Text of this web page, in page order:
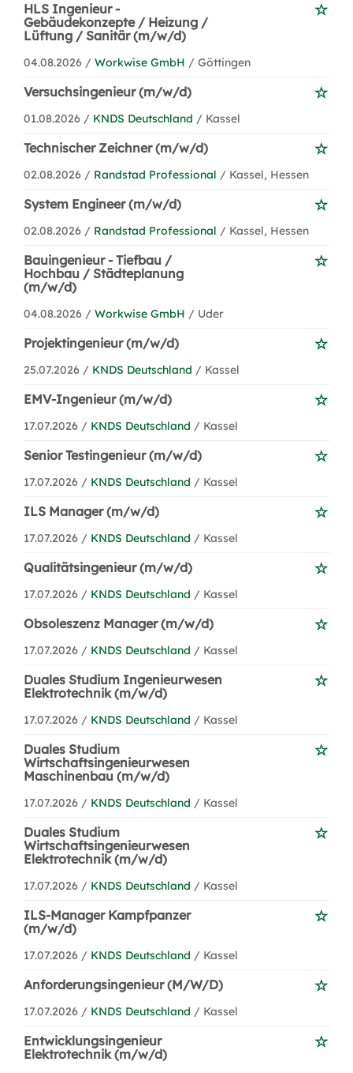
HLS Ingenieur -
Gebäudekonzepte / Heizung /
Lüftung / Sanitär (m/w/d)
04.08.2026 / Workwise GmbH / Göttingen
Versuchsingenieur (m/w/d)
01.08.2026 / KNDS Deutschland / Kassel
Technischer Zeichner (m/w/d)
02.08.2026 / Randstad Professional / Kassel, Hessen
System Engineer (m/w/d)
02.08.2026 / Randstad Professional / Kassel, Hessen
Bauingenieur - Tiefbau /
Hochbau / Städteplanung
(m/w/d)
04.08.2026 / Workwise GmbH / Uder
Projektingenieur (m/w/d)
25.07.2026 / KNDS Deutschland / Kassel
EMV-Ingenieur (m/w/d)
17.07.2026 / KNDS Deutschland / Kassel
Senior Testingenieur (m/w/d)
17.07.2026 / KNDS Deutschland / Kassel
ILS Manager (m/w/d)
17.07.2026 / KNDS Deutschland / Kassel
Qualitätsingenieur (m/w/d)
17.07.2026 / KNDS Deutschland / Kassel
Obsoleszenz Manager (m/w/d)
17.07.2026 / KNDS Deutschland / Kassel
Duales Studium Ingenieurwesen
Elektrotechnik (m/w/d)
17.07.2026 / KNDS Deutschland / Kassel
Duales Studium
Wirtschaftsingenieurwesen
Maschinenbau (m/w/d)
17.07.2026 / KNDS Deutschland / Kassel
Duales Studium
Wirtschaftsingenieurwesen
Elektrotechnik (m/w/d)
17.07.2026 / KNDS Deutschland / Kassel
ILS-Manager Kampfpanzer
(m/w/d)
17.07.2026 / KNDS Deutschland / Kassel
Anforderungsingenieur (M/W/D)
17.07.2026 / KNDS Deutschland / Kassel
Entwicklungsingenieur
Elektrotechnik (m/w/d)